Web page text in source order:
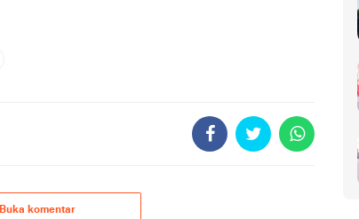
Buka komentar